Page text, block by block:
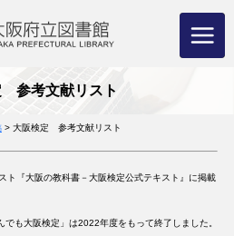
参考文献リスト
> 大阪検定 参考文献リスト
『大阪の教科書－大阪検定公式テキスト』に掲載
も大阪検定」は2022年度をもって終了しました。